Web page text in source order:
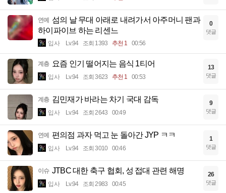
연예 섬의 날 무대 아래로 내려가서 아주머니 팬과
하이파이브 하는 리센느
입사 Lv.94 조회 1393 추천 1 00:56
0
댓글
계층 요즘 인기 떨어지는 음식 1티어
입사 Lv.94 조회 3623 추천 1 00:53
13
댓글
계층 김민재가 바라는 차기 국대 감독
입사 Lv.94 조회 2643 00:49
9
댓글
연예 편의점 과자 먹고 눈 돌아간 JYP ㅋㅋ
입사 Lv.94 조회 3010 00:46
1
댓글
이슈 JTBC 대한 축구 협회, 성 접대 관련 해명
입사 Lv.94 조회 2983 00:45
26
댓글